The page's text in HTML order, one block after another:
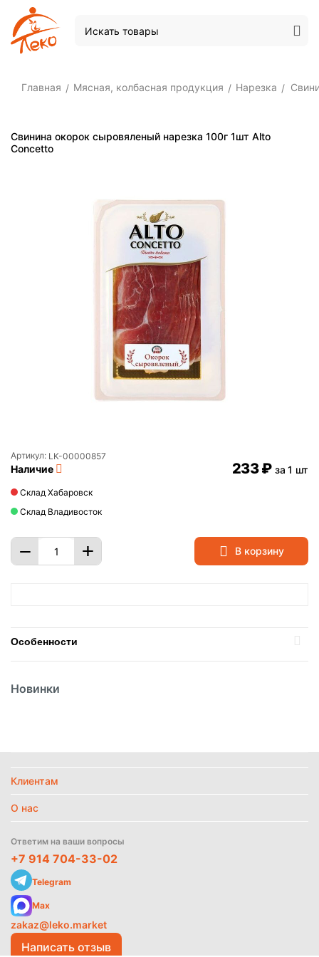
Главная / Мясная, колбасная продукция / Нарезка /
Свинина окорок сыровяленый нарезка 100г 1шт Alto
Concetto
Артикул: LK-00000857
Наличие
Склад Хабаровск
Склад Владивосток
‍233‍₽ за 1 шт
+
− В корзину
Особенности
Страна
Новинки
Клиентам
О нас
Ответим на ваши вопросы
+7 914 704-33-02
Telegram
Max
zakaz@leko.market
Написать отзыв
данных